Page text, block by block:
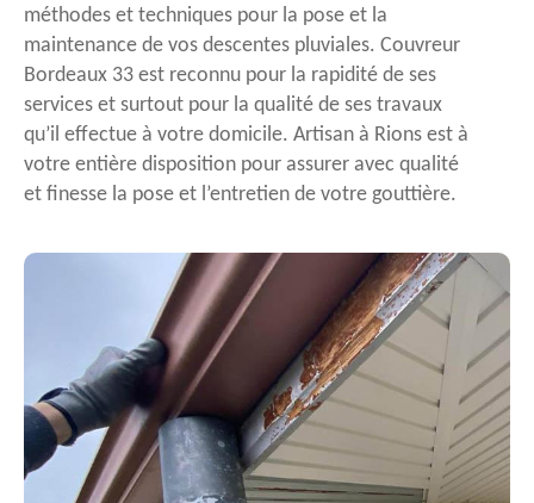
méthodes et techniques pour la pose et la
maintenance de vos descentes pluviales. Couvreur
Bordeaux 33 est reconnu pour la rapidité de ses
services et surtout pour la qualité de ses travaux
qu’il effectue à votre domicile. Artisan à Rions est à
votre entière disposition pour assurer avec qualité
et finesse la pose et l’entretien de votre gouttière.